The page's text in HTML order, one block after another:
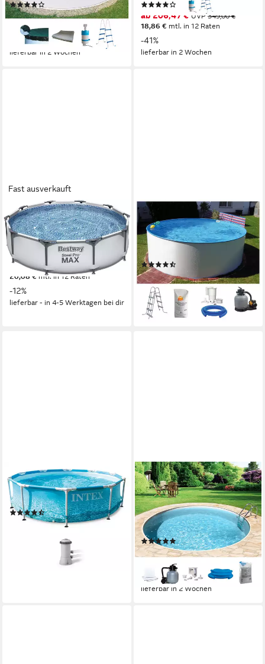
ab 265,47 € UVP379,00 €
13,19 €
mtl. in 24 Raten
-30%
lieferbar in 2 Wochen
(31)
ab 206,47 € UVP349,00 €
18,86 € mtl. in 12 Raten
-41%
lieferbar in 2 Wochen
Fast ausverkauft
BESTWAY
Framepool BESTWAY Steel
Pro MAX 366x76cm
Stahlrahmenbecken, grau
219,90 € 249,00 €
20,08 € mtl. in 12 Raten
-12%
lieferbar - in 4-5 Werktagen bei dir
CLEAR POOL
Rundpool RIO (Set, 5-tlg), inkl.
Zubehör für Ihren Badespaß
im eigenen Garten
ab 600,05 € UVP719,99 €
17,42 €mtl. in 48 Raten
-17%
lieferbar in 2 Wochen
INTEX
Framepool Beachside (Set),
ØxH: 305x76 cm
(10)
179,90 € UVP209,00 €
lieferbar - in 4-5 Werktagen bei dir
MY POOL BWT
Rundpool mit sandfarbener
Folie für den Karibik Look
(Set, 6-tlg), Höhe 150 cm, in
versch. Größen verfügbar
(1)
ab 1.599,99 € UVP1.949,00 €
mtl. in 48 Raten
-18%
lieferbar in 2 Wochen